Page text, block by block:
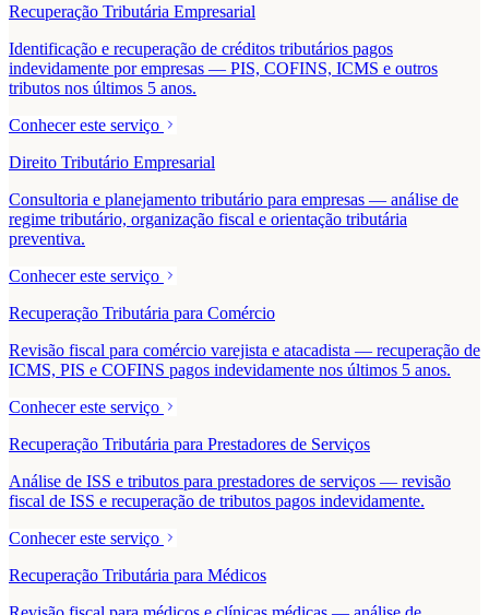
Recuperação Tributária Empresarial
Identificação e recuperação de créditos tributários pagos
indevidamente por empresas — PIS, COFINS, ICMS e outros
tributos nos últimos 5 anos.
Conhecer este serviço
Direito Tributário Empresarial
Consultoria e planejamento tributário para empresas — análise de
regime tributário, organização fiscal e orientação tributária
preventiva.
Conhecer este serviço
Recuperação Tributária para Comércio
Revisão fiscal para comércio varejista e atacadista — recuperação de
ICMS, PIS e COFINS pagos indevidamente nos últimos 5 anos.
Conhecer este serviço
Recuperação Tributária para Prestadores de Serviços
Análise de ISS e tributos para prestadores de serviços — revisão
fiscal de ISS e recuperação de tributos pagos indevidamente.
Conhecer este serviço
Recuperação Tributária para Médicos